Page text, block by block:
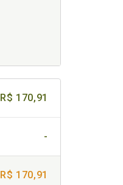
R$ 170,91
-
R$ 170,91